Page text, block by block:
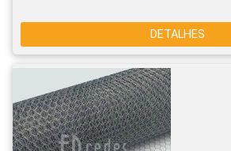
DETALHES